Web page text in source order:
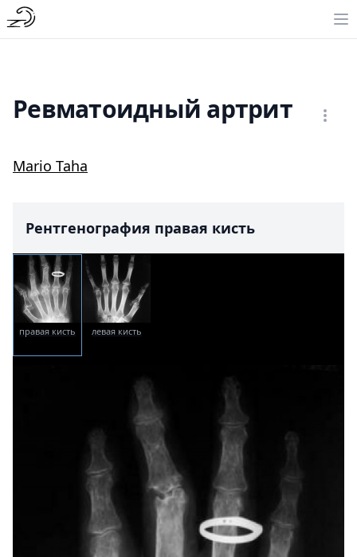
Ревматоидный артрит
Mario Taha
Рентгенография правая кисть
правая кисть левая кисть